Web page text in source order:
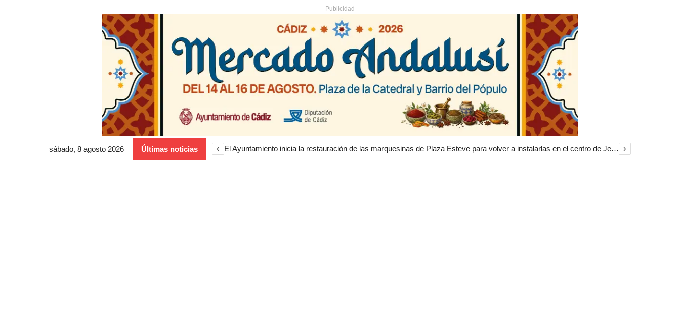
- Publicidad -
sábado, 8 agosto 2026 Últimas noticias ‹ El Ayuntamiento inicia la restauración de las marquesinas de Plaza Esteve para volver a instalarlas en el centro de Jerez ›